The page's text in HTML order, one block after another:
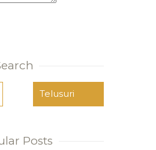
Posts